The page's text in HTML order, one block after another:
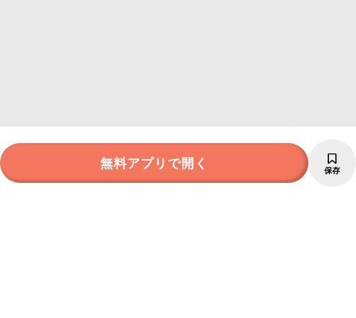
無料アプリで開く 保存